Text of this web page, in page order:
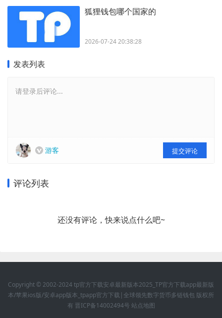
狐狸钱包哪个国家的
2026-07-24 20:38:28
发表列表
请登录后评论...
游客 提交评论
评论列表
还没有评论，快来说点什么吧~
Copyright © 2002-2024 tp官方下载安卓最新版本2025_TP官方下载app最新版
本/苹果ios版/安卓app版本_tpapp官方下载|全球领先数字货币多链钱包 版权所
有 晋ICP备14002494号 站点地图